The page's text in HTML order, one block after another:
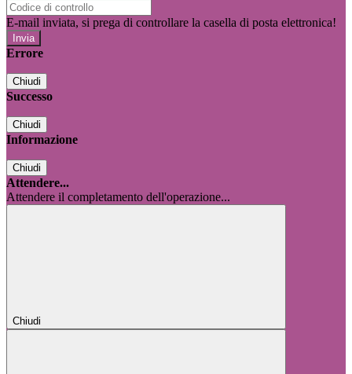
E-mail inviata, si prega di controllare la casella di posta elettronica!
Errore
Chiudi
Successo
Chiudi
Informazione
Chiudi
Attendere...
Attendere il completamento dell'operazione...
Chiudi